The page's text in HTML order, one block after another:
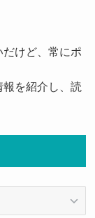
けど、常にポ
報を紹介し、読